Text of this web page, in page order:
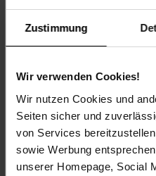
Zustimmung
Wir verwenden Cookies!
Wir nutzen Cookies und
Seiten sicher und
von Services
sowie Werbung
unserer Homepage, Social
Artikel gehört zur Kategorie:
Versandinformationen